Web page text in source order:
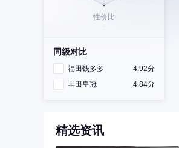
同级对比
福田钱多多
4.92分
丰田皇冠
4.84分
精选资讯